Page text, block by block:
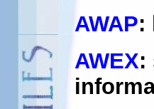
AWAP:
AWEX: